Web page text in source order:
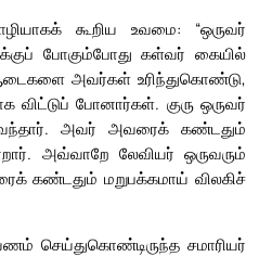
கூறிய உவமை: “ஒருவர்
போகும்போது கள்வர் கையில்
அவர்கள் உரிந்துகொண்டு,
விட்டுப் போனார்கள். குரு ஒருவர்
அவர் அவரைக் கண்டதும்
அவ்வாறே லேவியர் ஒருவரும்
கண்டதும் மறுபக்கமாய் விலகிச்
செய்துகொண்டிருந்த சமாரியர்